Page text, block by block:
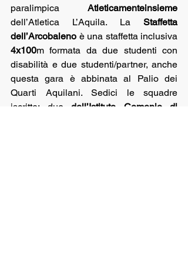
paralimpica Atleticamenteinsieme
dell’Atletica L’Aquila. La Staffetta
dell’Arcobaleno
4x100m formata da due studenti con
disabilità e due studenti/partner, anche
questa gara è abbinata al Palio dei
Quarti Aquilani. Sedici le squadre
iscritte: due dell’Istituto Comenio di